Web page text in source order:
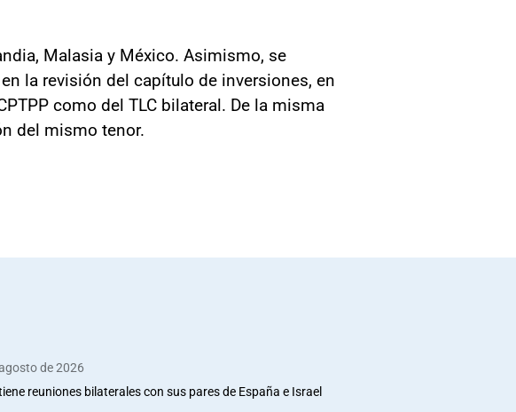
Malasia y México. Asimismo, se
la revisión del capítulo de inversiones, en
como del TLC bilateral. De la misma
del mismo tenor.
de 2026
reuniones bilaterales con sus pares de España e Israel